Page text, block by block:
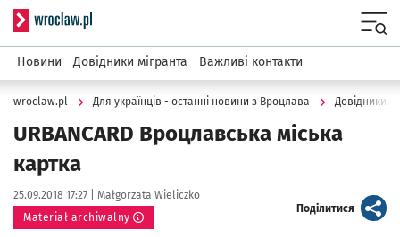
Serwis informacyjny wroclaw.pl
Новини Довідники мігранта Важливі контакти
wroclaw.pl Для українців - останні новини з Вроцлава Довідники
URBANCARD Вроцлавська міська
картка
Data publikacji:
25.09.2018 17:27 | Autor:
Małgorzata Wieliczko
Materiał archiwalny
Поділитися artykuł